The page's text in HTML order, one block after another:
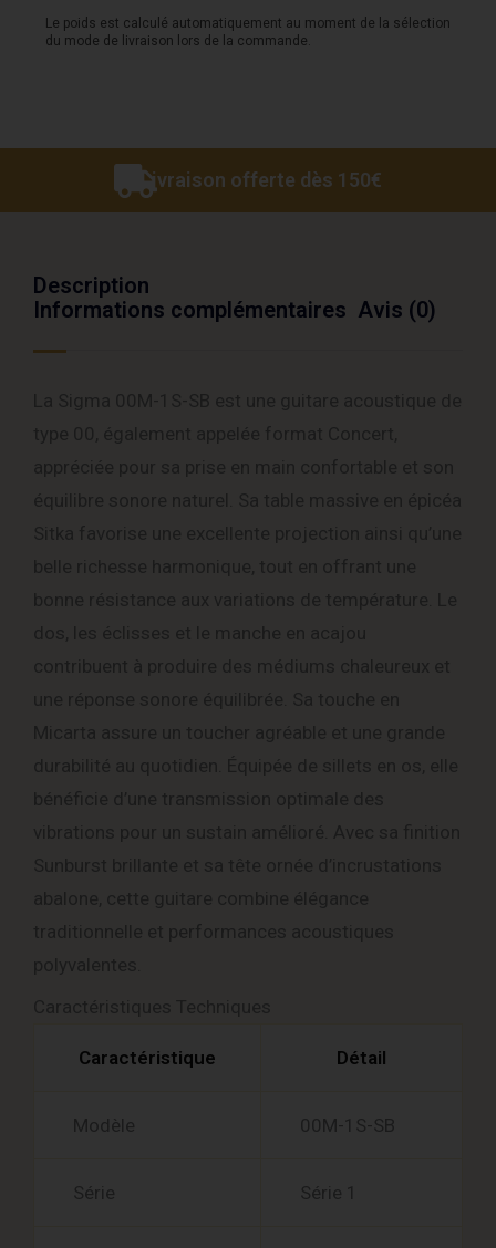
-
Sunburst
Le poids est calculé automatiquement au moment de la sélection
du mode de livraison lors de la commande.
Livraison offerte dès 150€
Description
Informations complémentaires Avis (0)
Caractéristique Détail
Modèle 00M-1S-SB
Série Série 1